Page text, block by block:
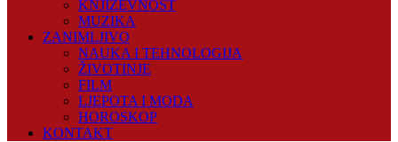
KNJIŽEVNOST
MUZIKA
ZANIMLJIVO
NAUKA I TEHNOLOGIJA
ŽIVOTINJE
FILM
LJEPOTA I MODA
HOROSKOP
KONTAKT